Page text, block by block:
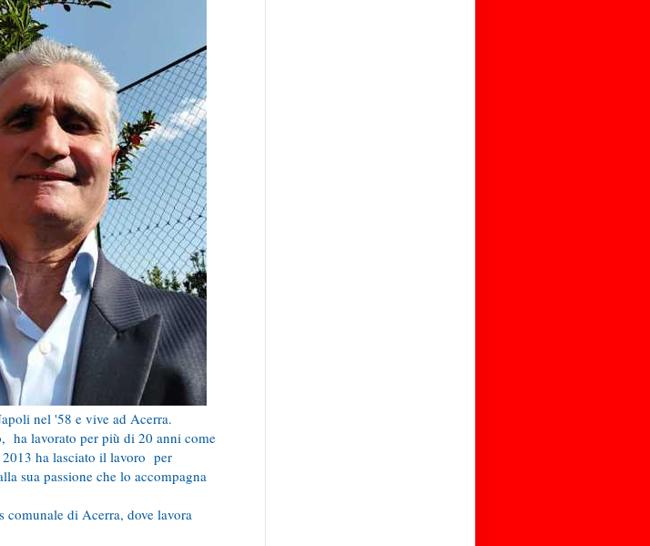
nel '58 e vive ad Acerra.
ha lavorato per più di 20 anni come
ha lasciato il lavoro per
sua passione che lo accompagna
comunale di Acerra, dove lavora